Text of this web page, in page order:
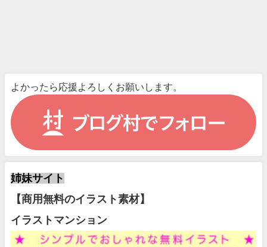
よかったら応援よろしくお願いします。
姉妹サイト
【商用無料のイラスト素材】
イラストマンション